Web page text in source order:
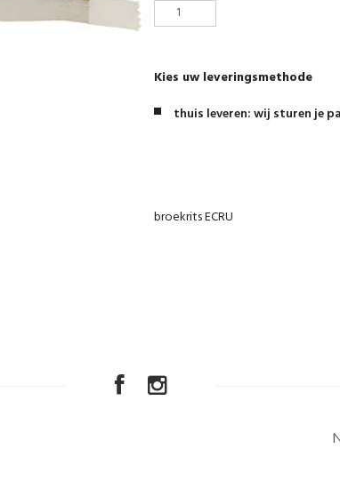
Kies uw leveringsmethode
thuis leveren: wij sturen je
broekrits ECRU